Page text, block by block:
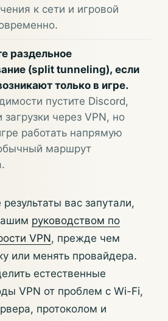
к сети и игровой
раздельное
(split tunneling), если
только в игре.
пустите Discord,
загрузки через VPN, но
работать напрямую
маршрут
вас запутали,
руководством по
VPN, прежде чем
или менять провайдера.
естественные
VPN от проблем с Wi-Fi,
протоколом и